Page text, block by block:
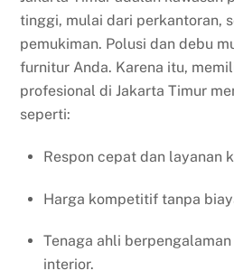
tinggi, mulai dari perkantoran,
pemukiman. Polusi dan debu
furnitur Anda. Karena itu,
profesional di Jakarta Timur
seperti:
Respon cepat dan layanan
Harga kompetitif tanpa
Tenaga ahli
interior.